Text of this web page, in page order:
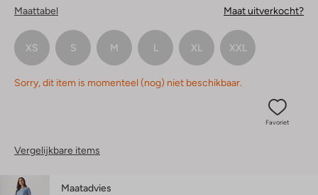
Maattabel Maat uitverkocht?
XS S M L XL XXL
Sorry, dit item is momenteel (nog) niet beschikbaar.
Favoriet
Vergelijkbare items
Maatadvies